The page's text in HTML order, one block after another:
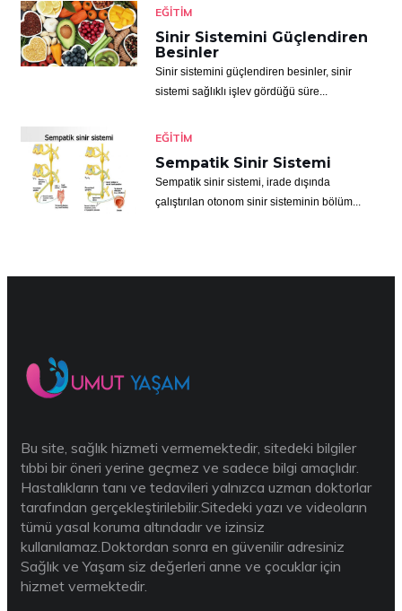
EĞITIM
Sinir Sistemini Güçlendiren
Besinler
Sinir sistemini güçlendiren besinler, sinir
sistemi sağlıklı işlev gördüğü süre...
EĞITIM
Sempatik Sinir Sistemi
Sempatik sinir sistemi, irade dışında
çalıştırılan otonom sinir sisteminin bölüm...
Bu site, sağlık hizmeti vermemektedir, sitedeki bilgiler
tıbbi bir öneri yerine geçmez ve sadece bilgi amaçlıdır.
Hastalıkların tanı ve tedavileri yalnızca uzman doktorlar
tarafından gerçekleştirilebilir.Sitedeki yazı ve videoların
tümü yasal koruma altındadır ve izinsiz
kullanılamaz.Doktordan sonra en güvenilir adresiniz
Sağlık ve Yaşam siz değerleri anne ve çocuklar için
hizmet vermektedir.